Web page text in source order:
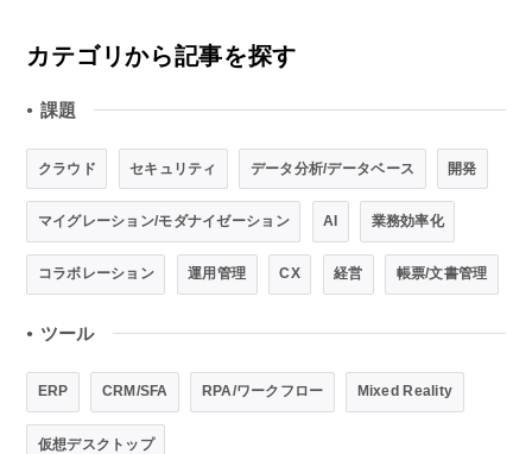
カテゴリから記事を探す
● 課題
クラウド セキュリティ データ分析/データベース 開発
マイグレーション/モダナイゼーション AI 業務効率化
コラボレーション 運用管理 CX 経営 帳票/文書管理
● ツール
ERP CRM/SFA RPA/ワークフロー Mixed Reality
仮想デスクトップ